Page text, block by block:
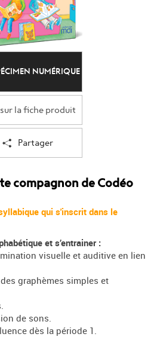
NUMÉRIQUE
la fiche produit
Partager
compagnon de Codéo
qui s'inscrit dans le
et s’entrainer :
visuelle et auditive en lien
graphèmes simples et
de sons.
dès la période 1.